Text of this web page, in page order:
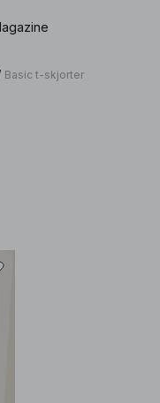
Basic t-skjorter